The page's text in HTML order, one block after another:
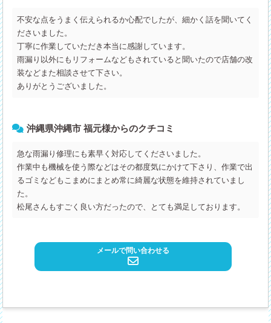
不安な点をうまく伝えられるか心配でしたが、細かく話を聞いてく
ださいました。
丁寧に作業していただき本当に感謝しています。
雨漏り以外にもリフォームなどもされていると聞いたので店舗の改
装などまた相談させて下さい。
ありがとうございました。
沖縄県沖縄市 福元様からのクチコミ
急な雨漏り修理にも素早く対応してくださいました。
作業中も機械を使う際などはその都度気にかけて下さり、作業で出
るゴミなどもこまめにまとめ常に綺麗な状態を維持されていまし
た。
松尾さんもすごく良い方だったので、とても満足しております。
メールで問い合わせる